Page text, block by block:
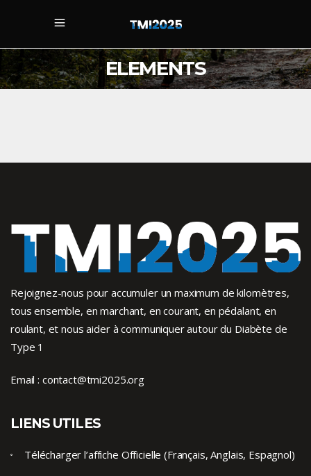
ELEMENTS
Rejoignez-nous pour accumuler un maximum de kilomètres,
tous ensemble, en marchant, en courant, en pédalant, en
roulant, et nous aider à communiquer autour du Diabète de
Type 1
Email : contact@tmi2025.org
LIENS UTILES
Télécharger l’affiche Officielle (Français, Anglais, Espagnol)